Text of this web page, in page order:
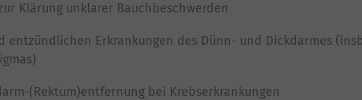
Klärung unklarer Bauchbeschwerden
entzündlichen Erkrankungen des Dünn- und Dickdarmes
(Rektum)entfernung bei Krebserkrankungen